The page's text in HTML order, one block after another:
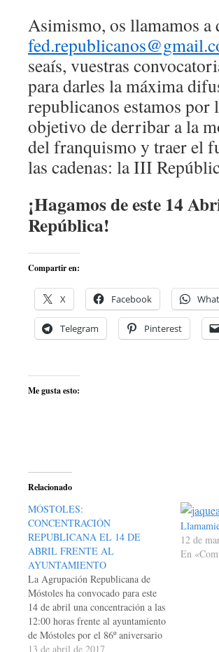
Asimismo, os llamamos a
seaís, vuestras
para darles la máxima
republicanos estamos
objetivo de derribar a la
del franquismo y traer el
las cadenas: la III
¡Hagamos de este 14
República!
Compartir en:
X Facebook
Telegram Pinterest
Me gusta esto:
Relacionado
MÓSTOLES:
CONCENTRACIÓN
REPUBLICANA EL 14 DE
ABRIL FRENTE AL
AYUNTAMIENTO
La Agrupación Republicana de
Móstoles ha convocado para este
14 de abril una concentración a las
12:00 horas frente al ayuntamiento
de Móstoles por el 86º aniversario
de la proclamación de la II
13 de abril de 2017
12 de
En